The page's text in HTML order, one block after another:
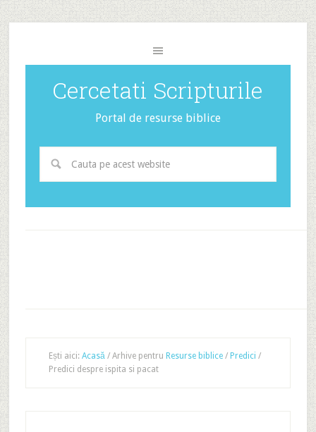
Cercetati Scripturile
Portal de resurse biblice
Ești aici: Acasă /Arhive pentru Resurse biblice / Predici /
Predici despre ispita si pacat